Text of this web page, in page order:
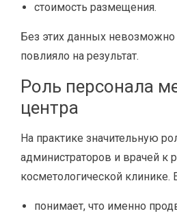
стоимость размещения.
Без этих данных невозможно
повлияло на результат.
Роль персонала
центра
На практике значительную
администраторов и врачей к
косметологической клинике.
понимает, что именно